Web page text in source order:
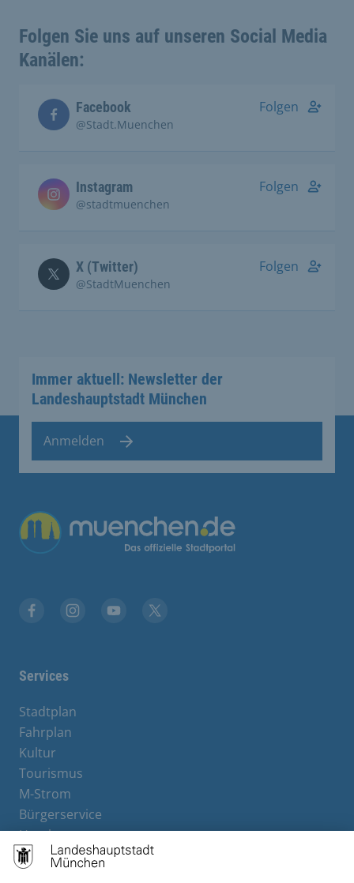
Folgen Sie uns auf unseren Social Media
Kanälen:
Facebook
@Stadt.Muenchen
Folgen
Instagram
@stadtmuenchen
Folgen
X (Twitter)
@StadtMuenchen
Folgen
Immer aktuell: Newsletter der
Landeshauptstadt München
Anmelden
Services
Stadtplan
Fahrplan
Kultur
Tourismus
M-Strom
Bürgerservice
Hotels